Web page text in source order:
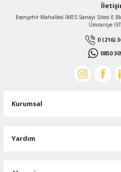
Esenşehir Mahallesi İMES Sanayi Sitesi E
Ümraniye
0 (216)
0850
Kurumsal
Yardım